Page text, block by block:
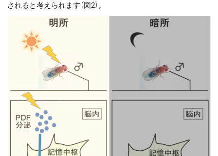
されると考えられます（図2）。